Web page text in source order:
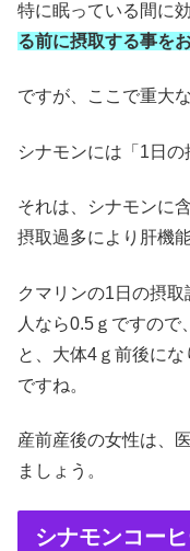
特に眠っている間に
る前に摂取する事を
ですが、ここで重大
シナモンには「1日の
それは、シナモンに
摂取過多により肝機
クマリンの1日の摂
人なら0.5ｇですので
と、大体4ｇ前後に
ですね。
産前産後の女性は、
ましょう。
シナモンコー